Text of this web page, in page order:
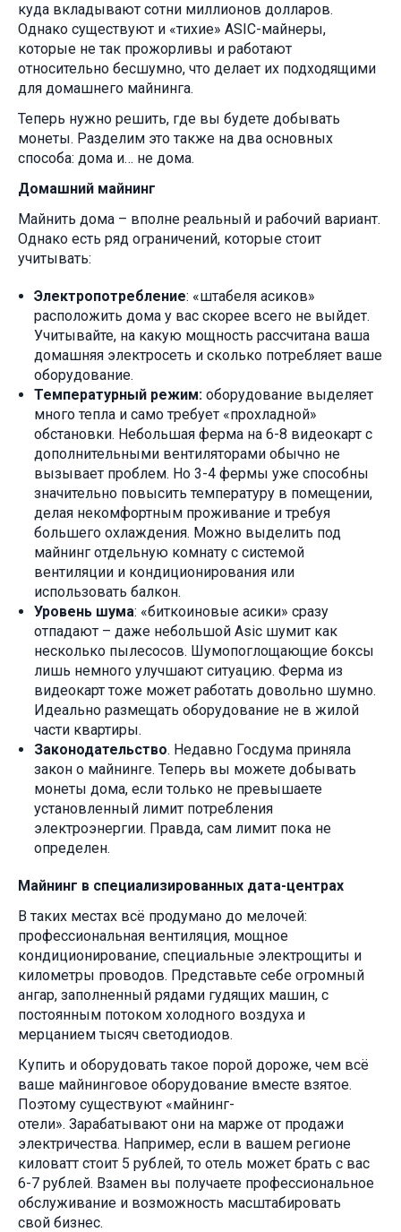
куда вкладывают сотни миллионов долларов.
Однако существуют и «тихие» ASIC-майнеры,
которые не так прожорливы и работают
относительно бесшумно, что делает их подходящими
для домашнего майнинга.
Теперь нужно решить, где вы будете добывать
монеты. Разделим это также на два основных
способа: дома и… не дома.
Домашний майнинг
Майнить дома – вполне реальный и рабочий вариант.
Однако есть ряд ограничений, которые стоит
учитывать:
Электропотребление: «штабеля асиков»
расположить дома у вас скорее всего не выйдет.
Учитывайте, на какую мощность рассчитана ваша
домашняя электросеть и сколько потребляет ваше
оборудование.
Температурный режим: оборудование выделяет
много тепла и само требует «прохладной»
обстановки. Небольшая ферма на 6-8 видеокарт с
дополнительными вентиляторами обычно не
вызывает проблем. Но 3-4 фермы уже способны
значительно повысить температуру в помещении,
делая некомфортным проживание и требуя
большего охлаждения. Можно выделить под
майнинг отдельную комнату с системой
вентиляции и кондиционирования или
использовать балкон.
Уровень шума: «биткоиновые асики» сразу
отпадают – даже небольшой Asic шумит как
несколько пылесосов. Шумопоглощающие боксы
лишь немного улучшают ситуацию. Ферма из
видеокарт тоже может работать довольно шумно.
Идеально размещать оборудование не в жилой
части квартиры.
Законодательство. Недавно Госдума приняла
закон о майнинге. Теперь вы можете добывать
монеты дома, если только не превышаете
установленный лимит потребления
электроэнергии. Правда, сам лимит пока не
определен.
Майнинг в специализированных дата-центрах
В таких местах всё продумано до мелочей:
профессиональная вентиляция, мощное
кондиционирование, специальные электрощиты и
километры проводов. Представьте себе огромный
ангар, заполненный рядами гудящих машин, с
постоянным потоком холодного воздуха и
мерцанием тысяч светодиодов.
Купить и оборудовать такое порой дороже, чем всё
ваше майнинговое оборудование вместе взятое.
Поэтому существуют «майнинг-
отели». Зарабатывают они на марже от продажи
электричества. Например, если в вашем регионе
киловатт стоит 5 рублей, то отель может брать с вас
6-7 рублей. Взамен вы получаете профессиональное
обслуживание и возможность масштабировать
свой бизнес.